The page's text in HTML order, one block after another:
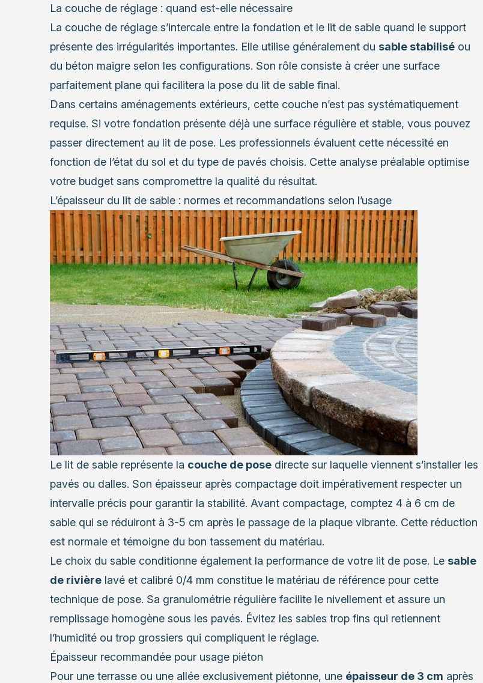
La couche de réglage : quand est-elle nécessaire
La couche de réglage s’intercale entre la fondation et le lit de sable quand le support
présente des irrégularités importantes. Elle utilise généralement du sable stabiliséou
du béton maigre selon les configurations. Son rôle consiste à créer une surface
parfaitement plane qui facilitera la pose du lit de sable final.
Dans certains aménagements extérieurs, cette couche n’est pas systématiquement
requise. Si votre fondation présente déjà une surface régulière et stable, vous pouvez
passer directement au lit de pose. Les professionnels évaluent cette nécessité en
fonction de l’état du sol et du type de pavés choisis. Cette analyse préalable optimise
votre budget sans compromettre la qualité du résultat.
L’épaisseur du lit de sable : normes et recommandations selon l’usage
Le lit de sable représente la couche de posedirecte sur laquelle viennent s’installer les
pavés ou dalles. Son épaisseur après compactage doit impérativement respecter un
intervalle précis pour garantir la stabilité. Avant compactage, comptez 4 à 6 cm de
sable qui se réduiront à 3-5 cm après le passage de la plaque vibrante. Cette réduction
est normale et témoigne du bon tassement du matériau.
Le choix du sable conditionne également la performance de votre lit de pose. Le sable
de rivièrelavé et calibré 0/4 mm constitue le matériau de référence pour cette
technique de pose. Sa granulométrie régulière facilite le nivellement et assure un
remplissage homogène sous les pavés. Évitez les sables trop fins qui retiennent
l’humidité ou trop grossiers qui compliquent le réglage.
Épaisseur recommandée pour usage piéton
Pour une terrasse ou une allée exclusivement piétonne, une épaisseur de 3 cm après